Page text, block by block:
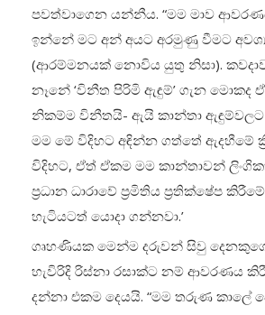
පවත්වාගෙන යන්නීය. “මම මාව
ඉන්නේ මට අන් අයට අරමුණු වීමට
(ආරම්මනයක් නොවිය යුතු නිසා).
නෑනේ ‘විනීත පිරිමි ඇඳුම්’ ගැන මොකද
නිකම්ම විනීතයි- ඇයි කාන්තා ඇඳුම්වලට
මම මේ විදිහට අඳින්න ගත්තේ ඇදහීමේ
විදිහට, ඒත් ඒකම මම කාන්තාවන්
ප්‍රධාන ධාරාවේ ප්‍රමිතිය ප්‍රතික්ෂේප
හැටියටත් යොදා ගන්නවා.’
ගෘහණියක මෙන්ම දරුවන් සිවු
හැවිරිදි රිස්නා රසාක්ට නම් ආවරණය
දන්නා එකම දෙයයි. “මම තරුණ කාලේ